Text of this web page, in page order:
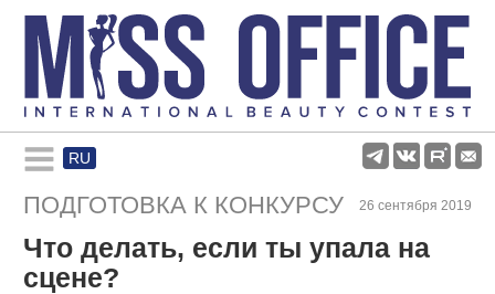
RU
Rules and regulations
About pageant
ПОДГОТОВКА К КОНКУРСУ 26 сентября 2019
Что делать, если ты упала на
сцене?